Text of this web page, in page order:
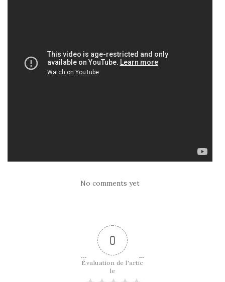
No comments yet
0
Évaluation de l'artic
le